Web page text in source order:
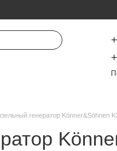
генератор Könner&Söhnen